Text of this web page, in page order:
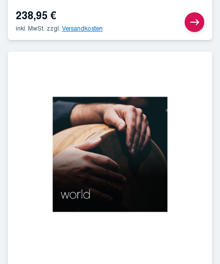
238,95 €
inkl. MwSt. zzgl. Versandkosten